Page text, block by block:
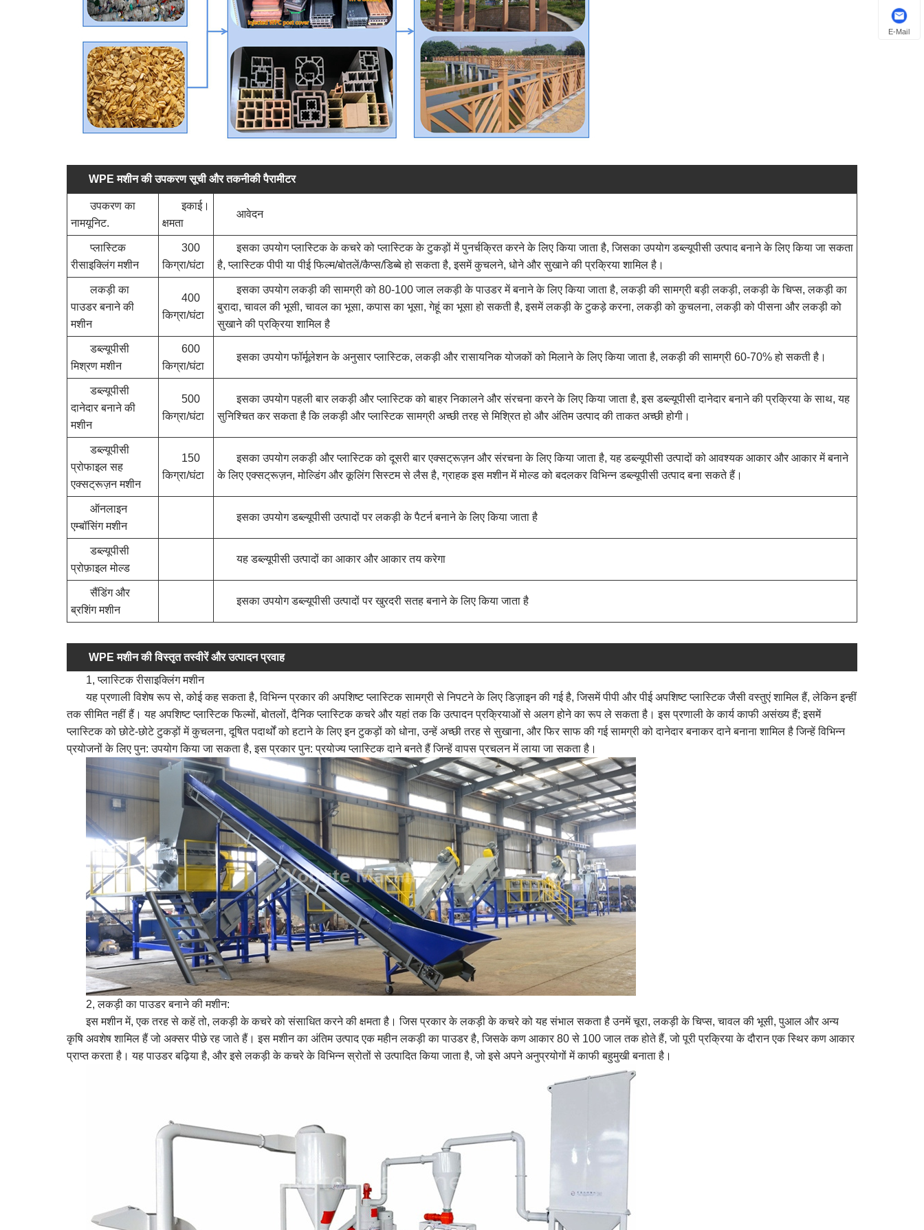
WPE मशीन की उपकरण सूची और तकनीकी पैरामीटर
उपकरण का
नामयूनिट.
इकाई।
क्षमता
आवेदन
प्लास्टिक
रीसाइक्लिंग मशीन
300
किग्रा/घंटा
इसका उपयोग प्लास्टिक के कचरे को प्लास्टिक के टुकड़ों में पुनर्चक्रित करने के लिए किया जाता है, जिसका उपयोग डब्ल्यूपीसी उत्पाद बनाने के लिए किया जा सकता
है, प्लास्टिक पीपी या पीई फिल्म/बोतलें/कैप्स/डिब्बे हो सकता है, इसमें कुचलने, धोने और सुखाने की प्रक्रिया शामिल है।
लकड़ी का
पाउडर बनाने की
मशीन
400
किग्रा/घंटा
इसका उपयोग लकड़ी की सामग्री को 80-100 जाल लकड़ी के पाउडर में बनाने के लिए किया जाता है, लकड़ी की सामग्री बड़ी लकड़ी, लकड़ी के चिप्स, लकड़ी का
बुरादा, चावल की भूसी, चावल का भूसा, कपास का भूसा, गेहूं का भूसा हो सकती है, इसमें लकड़ी के टुकड़े करना, लकड़ी को कुचलना, लकड़ी को पीसना और लकड़ी को
सुखाने की प्रक्रिया शामिल है
डब्ल्यूपीसी
मिश्रण मशीन
600
किग्रा/घंटा
इसका उपयोग फॉर्मूलेशन के अनुसार प्लास्टिक, लकड़ी और रासायनिक योजकों को मिलाने के लिए किया जाता है, लकड़ी की सामग्री 60-70% हो सकती है।
डब्ल्यूपीसी
दानेदार बनाने की
मशीन
500
किग्रा/घंटा
इसका उपयोग पहली बार लकड़ी और प्लास्टिक को बाहर निकालने और संरचना करने के लिए किया जाता है, इस डब्ल्यूपीसी दानेदार बनाने की प्रक्रिया के साथ, यह
सुनिश्चित कर सकता है कि लकड़ी और प्लास्टिक सामग्री अच्छी तरह से मिश्रित हो और अंतिम उत्पाद की ताकत अच्छी होगी।
डब्ल्यूपीसी
प्रोफाइल सह
एक्सट्रूज़न मशीन
150
किग्रा/घंटा
इसका उपयोग लकड़ी और प्लास्टिक को दूसरी बार एक्सट्रूज़न और संरचना के लिए किया जाता है, यह डब्ल्यूपीसी उत्पादों को आवश्यक आकार और आकार में बनाने
के लिए एक्सट्रूज़न, मोल्डिंग और कूलिंग सिस्टम से लैस है, ग्राहक इस मशीन में मोल्ड को बदलकर विभिन्न डब्ल्यूपीसी उत्पाद बना सकते हैं।
ऑनलाइन
एम्बॉसिंग मशीन
इसका उपयोग डब्ल्यूपीसी उत्पादों पर लकड़ी के पैटर्न बनाने के लिए किया जाता है
डब्ल्यूपीसी
प्रोफ़ाइल मोल्ड
यह डब्ल्यूपीसी उत्पादों का आकार और आकार तय करेगा
सैंडिंग और
ब्रशिंग मशीन
इसका उपयोग डब्ल्यूपीसी उत्पादों पर खुरदरी सतह बनाने के लिए किया जाता है
WPE मशीन की विस्तृत तस्वीरें और उत्पादन प्रवाह
1, प्लास्टिक रीसाइक्लिंग मशीन
यह प्रणाली विशेष रूप से, कोई कह सकता है, विभिन्न प्रकार की अपशिष्ट प्लास्टिक सामग्री से निपटने के लिए डिज़ाइन की गई है, जिसमें पीपी और पीई अपशिष्ट प्लास्टिक जैसी वस्तुएं शामिल हैं, लेकिन इन्हीं
तक सीमित नहीं हैं। यह अपशिष्ट प्लास्टिक फिल्मों, बोतलों, दैनिक प्लास्टिक कचरे और यहां तक ​​कि उत्पादन प्रक्रियाओं से अलग होने का रूप ले सकता है। इस प्रणाली के कार्य काफी असंख्य हैं; इसमें
प्लास्टिक को छोटे-छोटे टुकड़ों में कुचलना, दूषित पदार्थों को हटाने के लिए इन टुकड़ों को धोना, उन्हें अच्छी तरह से सुखाना, और फिर साफ की गई सामग्री को दानेदार बनाकर दाने बनाना शामिल है जिन्हें विभिन्न
प्रयोजनों के लिए पुन: उपयोग किया जा सकता है, इस प्रकार पुन: प्रयोज्य प्लास्टिक दाने बनते हैं जिन्हें वापस प्रचलन में लाया जा सकता है।
2,लकड़ी का पाउडर बनाने की मशीन:
इस मशीन में, एक तरह से कहें तो, लकड़ी के कचरे को संसाधित करने की क्षमता है। जिस प्रकार के लकड़ी के कचरे को यह संभाल सकता है उनमें चूरा, लकड़ी के चिप्स, चावल की भूसी, पुआल और अन्य
कृषि अवशेष शामिल हैं जो अक्सर पीछे रह जाते हैं। इस मशीन का अंतिम उत्पाद एक महीन लकड़ी का पाउडर है, जिसके कण आकार 80 से 100 जाल तक होते हैं, जो पूरी प्रक्रिया के दौरान एक स्थिर कण आकार
प्राप्त करता है। यह पाउडर बढ़िया है, और इसे लकड़ी के कचरे के विभिन्न स्रोतों से उत्पादित किया जाता है, जो इसे अपने अनुप्रयोगों में काफी बहुमुखी बनाता है।
E-Mail